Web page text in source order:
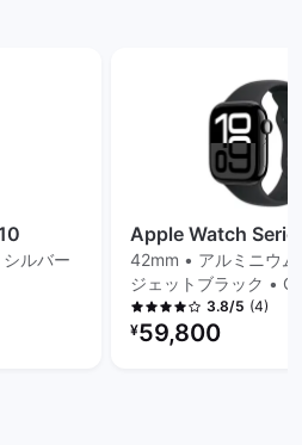
ルバー
：
Apple Watch
42mm • アルミニウ
ジェットブラック •
3.8/5 (4)
リファービッシュ品の
¥59,800